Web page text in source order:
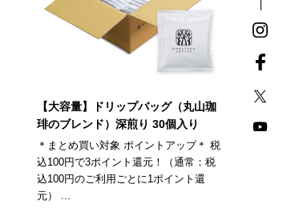
【大容量】ドリップバッグ（丸山珈
琲のブレンド）深煎り 30個入り
＊まとめ買い対象 ポイントアップ＊ 税
込100円で3ポイント還元！（通常：税
込100円のご利用ごとに1ポイント還
元） ...